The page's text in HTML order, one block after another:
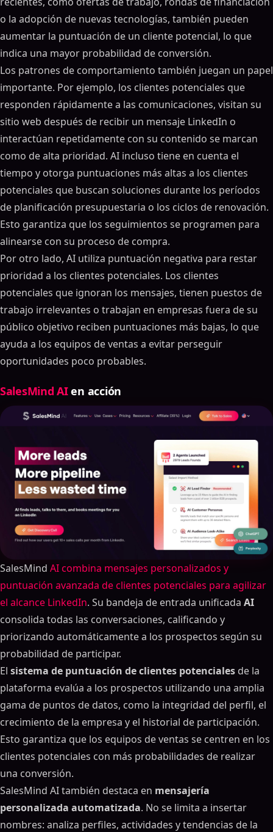
o la adopción de nuevas tecnologías, también pueden
aumentar la puntuación de un cliente potencial, lo que
indica una mayor probabilidad de conversión.
Los patrones de comportamiento también juegan un papel
importante. Por ejemplo, los clientes potenciales que
responden rápidamente a las comunicaciones, visitan su
sitio web después de recibir un mensaje LinkedIn o
interactúan repetidamente con su contenido se marcan
como de alta prioridad. AI incluso tiene en cuenta el
tiempo y otorga puntuaciones más altas a los clientes
potenciales que buscan soluciones durante los períodos
de planificación presupuestaria o los ciclos de renovación.
Esto garantiza que los seguimientos se programen para
alinearse con su proceso de compra.
Por otro lado, AI utiliza puntuación negativa para restar
prioridad a los clientes potenciales. Los clientes
potenciales que ignoran los mensajes, tienen puestos de
trabajo irrelevantes o trabajan en empresas fuera de su
público objetivo reciben puntuaciones más bajas, lo que
ayuda a los equipos de ventas a evitar perseguir
oportunidades poco probables.
SalesMind AIen acción
SalesMind AI combina mensajes personalizados y
puntuación avanzada de clientes potenciales para agilizar
el alcance LinkedIn. Su bandeja de entrada unificada AI
consolida todas las conversaciones, calificando y
priorizando automáticamente a los prospectos según su
probabilidad de participar.
El sistema de puntuación de clientes potenciales de la
plataforma evalúa a los prospectos utilizando una amplia
gama de puntos de datos, como la integridad del perfil, el
crecimiento de la empresa y el historial de participación.
Esto garantiza que los equipos de ventas se centren en los
clientes potenciales con más probabilidades de realizar
una conversión.
SalesMind AI también destaca en mensajería
personalizada automatizada. No se limita a insertar
nombres: analiza perfiles, actividades y tendencias de la